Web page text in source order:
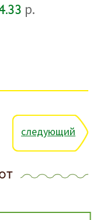
р.
следующий